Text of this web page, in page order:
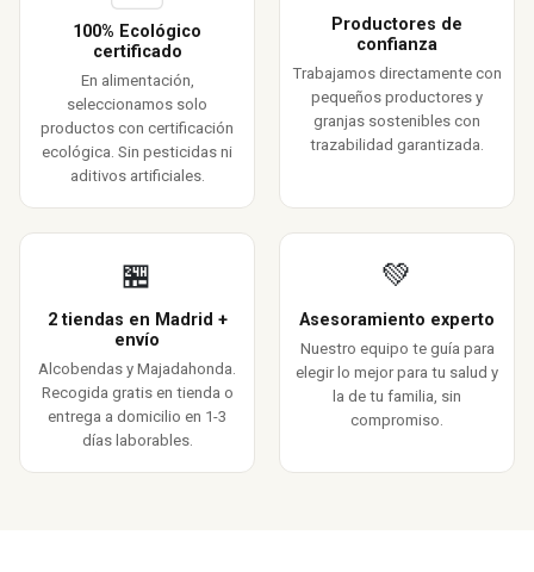
100% Ecológico
certificado
En alimentación,
seleccionamos solo
productos con certificación
ecológica. Sin pesticidas ni
aditivos artificiales.
Productores de
confianza
Trabajamos directamente con
pequeños productores y
granjas sostenibles con
trazabilidad garantizada.
🏪
2 tiendas en Madrid +
envío
Alcobendas y Majadahonda.
Recogida gratis en tienda o
entrega a domicilio en 1-3
días laborables.
💚
Asesoramiento experto
Nuestro equipo te guía para
elegir lo mejor para tu salud y
la de tu familia, sin
compromiso.